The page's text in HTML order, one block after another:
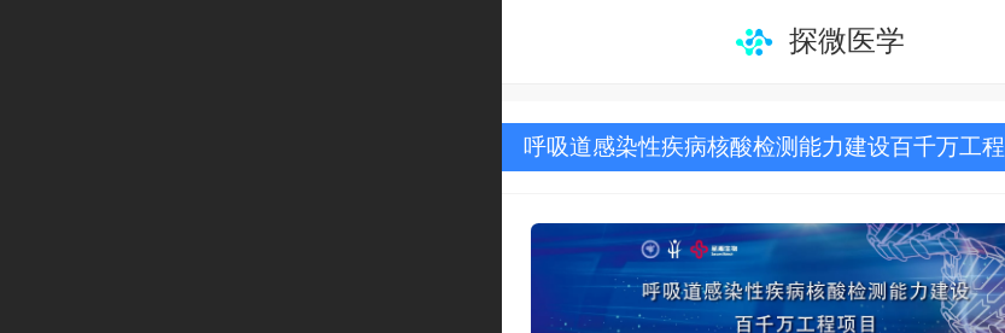
探微医学
呼吸道感染性疾病核酸检测能力建设百千万工程